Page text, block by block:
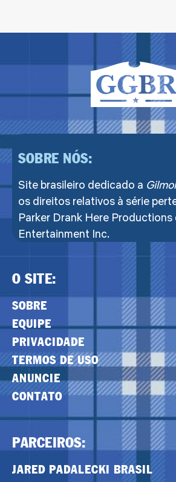
SOBRE NÓS:
Site brasileiro dedicado a
os direitos relativos à série
Parker Drank Here Productions
Entertainment Inc.
O SITE:
SOBRE
EQUIPE
PRIVACIDADE
TERMOS DE USO
ANUNCIE
CONTATO
PARCEIROS:
JARED PADALECKI BRASIL